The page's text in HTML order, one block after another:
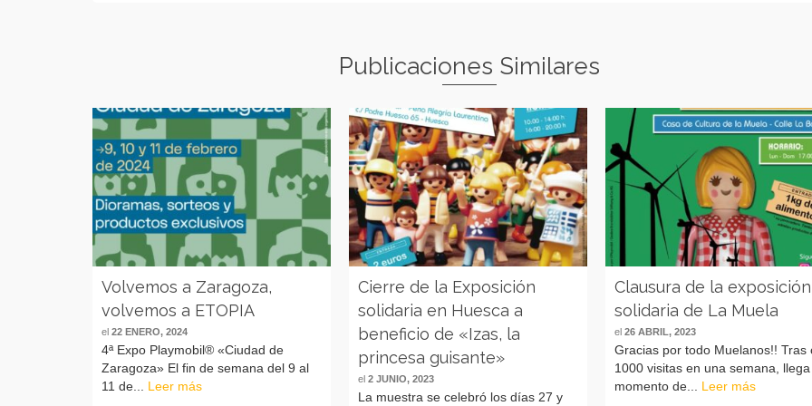
Publicaciones Similares
Volvemos a Zaragoza,
volvemos a ETOPIA
el 22 ENERO, 2024
4ª Expo Playmobil® «Ciudad de
Zaragoza» El fin de semana del 9 al
11 de... Leer más
Cierre de la Exposición
solidaria en Huesca a
beneficio de «Izas, la
princesa guisante»
el2 JUNIO, 2023
La muestra se celebró los días 27 y
Clausura de la exposición
solidaria de La Muela
el26 ABRIL, 2023
Gracias por todo Muelanos!! Tras
1000 visitas en una semana,
momento de... Leer más